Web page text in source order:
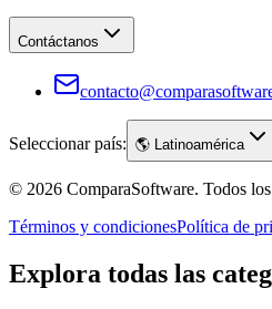
Contáctanos
Seleccionar país: 🌎 Latinoamérica
© 2026 ComparaSoftware. Todos
Términos y condicionesPolítica de
Explora todas las